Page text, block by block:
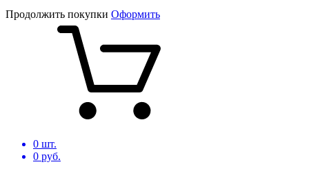
Продолжить покупки Оформить
0 шт.
0 руб.